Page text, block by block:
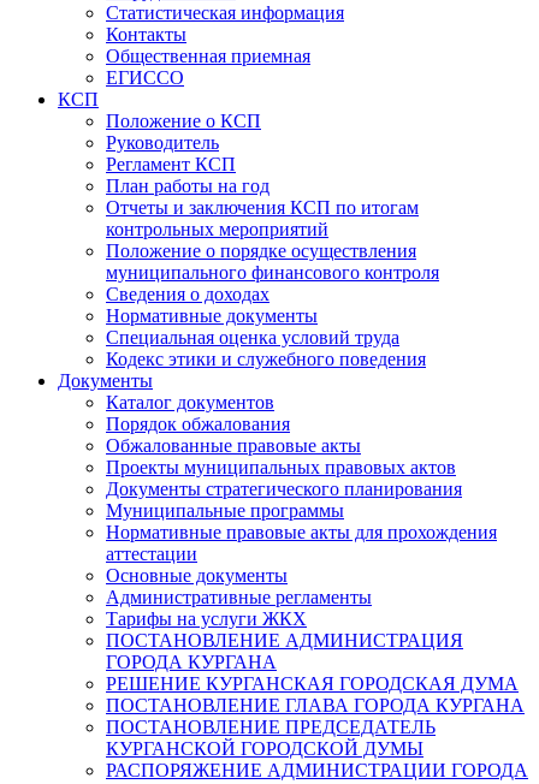
Статистическая информация
Контакты
Общественная приемная
ЕГИССО
КСП
Положение о КСП
Руководитель
Регламент КСП
План работы на год
Отчеты и заключения КСП по итогам
контрольных мероприятий
Положение о порядке осуществления
муниципального финансового контроля
Сведения о доходах
Нормативные документы
Специальная оценка условий труда
Кодекс этики и служебного поведения
Документы
Каталог документов
Порядок обжалования
Обжалованные правовые акты
Проекты муниципальных правовых актов
Документы стратегического планирования
Муниципальные программы
Нормативные правовые акты для прохождения
аттестации
Основные документы
Административные регламенты
Тарифы на услуги ЖКХ
ПОСТАНОВЛЕНИЕ АДМИНИСТРАЦИЯ
ГОРОДА КУРГАНА
РЕШЕНИЕ КУРГАНСКАЯ ГОРОДСКАЯ ДУМА
ПОСТАНОВЛЕНИЕ ГЛАВА ГОРОДА КУРГАНА
ПОСТАНОВЛЕНИЕ ПРЕДСЕДАТЕЛЬ
КУРГАНСКОЙ ГОРОДСКОЙ ДУМЫ
РАСПОРЯЖЕНИЕ АДМИНИСТРАЦИИ ГОРОДА